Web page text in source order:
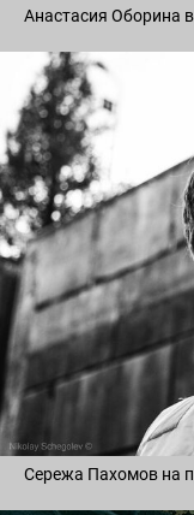
Анастасия Оборина
Сережа Пахомов на